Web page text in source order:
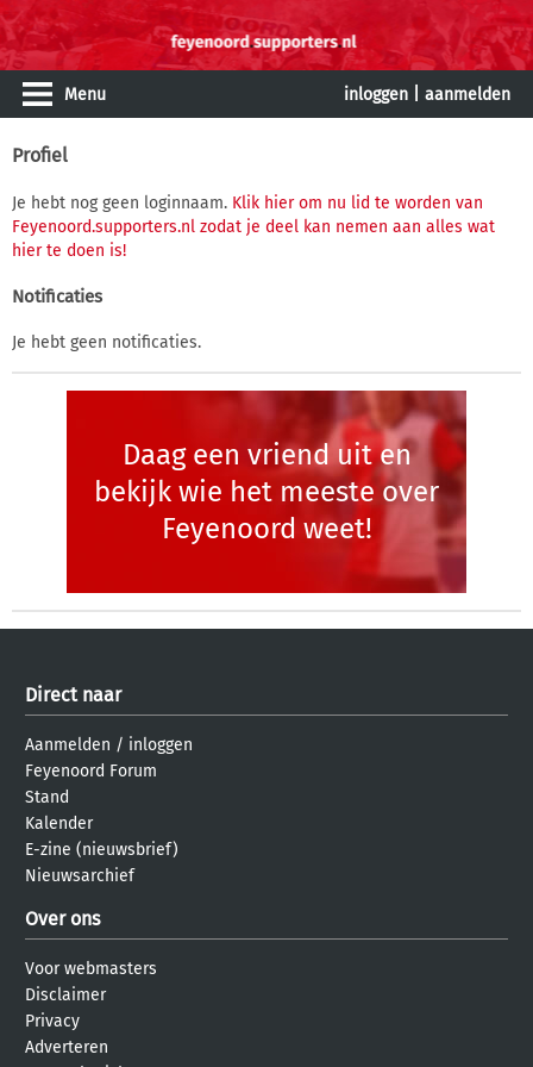
Menu inloggen aanmelden
Profiel
Je hebt nog geen loginnaam. Klik hier om nu lid te worden van
Feyenoord.supporters.nl zodat je deel kan nemen aan alles wat
hier te doen is!
Notificaties
Je hebt geen notificaties.
Daag een vriend uit en
bekijk wie het meeste over
Feyenoord weet!
Direct naar
Aanmelden / inloggen
Feyenoord Forum
Stand
Kalender
E-zine (nieuwsbrief)
Nieuwsarchief
Over ons
Voor webmasters
Disclaimer
Privacy
Adverteren